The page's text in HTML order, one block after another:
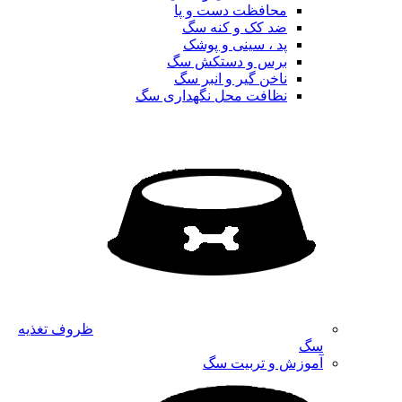
محافظت دست و پا
ضد کک و کنه سگ
پد ، سینی و پوشک
برس و دستکش سگ
ناخن گیر و انبر سگ
نظافت محل نگهداری سگ
ظروف تغذیه
سگ
آموزش و تربیت سگ